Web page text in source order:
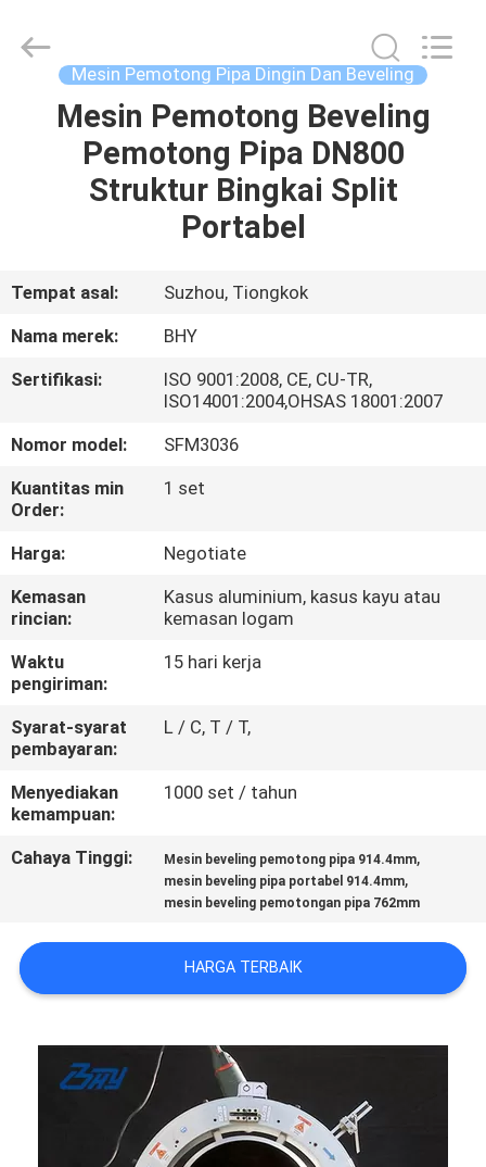
RUMAH
PRODUK
KAMI
PABRIK
KUALITAS
PETA
SITUS
KEBIJAKAN
PRIBADI
Engineering
Material
Technology(Suzhou)Co.,Mesin Pemotong Pipa Dingin Dan Beveling
Mesin Pemotong Beveling
Pemotong Pipa DN800
Struktur Bingkai Split
Portabel
Tempat asal:
Suzhou, Tiongkok
Nama merek:
BHY
Sertifikasi:
ISO 9001:2008, CE, CU-TR,
ISO14001:2004,OHSAS 18001:2007
Nomor model:
SFM3036
Kuantitas min
Order:
1 set
Harga:
Negotiate
Kemasan
rincian:
Kasus aluminium, kasus kayu atau
kemasan logam
Waktu
pengiriman:
15 hari kerja
Syarat-syarat
pembayaran:
L / C, T / T,
Menyediakan
kemampuan:
1000 set / tahun
Cahaya Tinggi: Mesin beveling pemotong pipa 914.4mm,
mesin beveling pipa portabel 914.4mm,
mesin beveling pemotongan pipa 762mm
HARGA TERBAIK